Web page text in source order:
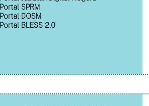
Portal SPRM
Portal DOSM
Portal BLESS 2.0